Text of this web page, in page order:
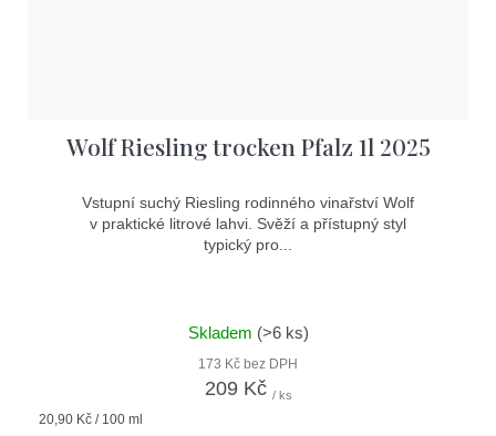
Wolf Riesling trocken Pfalz 1l 2025
Vstupní suchý Riesling rodinného vinařství Wolf
v praktické litrové lahvi. Svěží a přístupný styl
typický pro...
Skladem (>6 ks)
173 Kč bez DPH
209 Kč / ks
Měrná
20,90 Kč / 100 ml